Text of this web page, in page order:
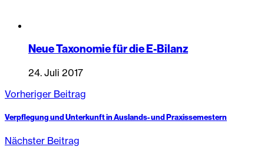
Neue Taxonomie für die E-Bilanz
24. Juli 2017
Vorheriger Beitrag
Verpflegung und Unterkunft in Auslands- und Praxissemestern
Nächster Beitrag